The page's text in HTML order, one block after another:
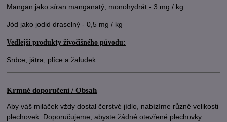
Mangan jako síran manganatý, monohydrát - 3 mg / kg
Jód jako jodid draselný - 0,5 mg / kg
Vedlejší produkty živočišného původu:
Srdce, játra, plíce a žaludek.
Krmné doporučení / Obsah
Aby váš miláček vždy dostal čerstvé jídlo, nabízíme různé velikosti
plechovek. Doporučujeme, abyste žádné otevřené plechovky